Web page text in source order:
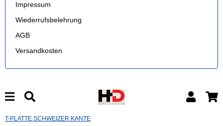
Impressum
Wiederrufsbelehrung
AGB
Versandkosten
T-PLATTE SCHWEIZER KANTE